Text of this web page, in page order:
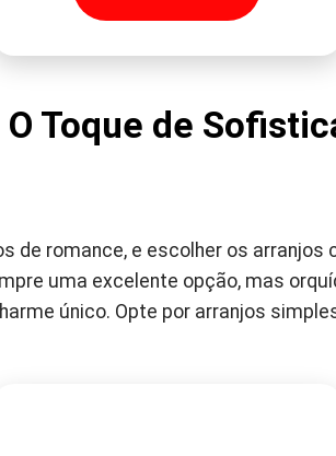
Toque de
de romance, e escolher os
uma excelente opção, mas
único. Opte por arranjos